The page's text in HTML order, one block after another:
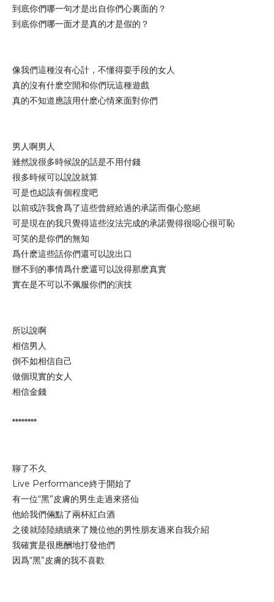
到底你們哪一句才是出自你們心裏面的？
到底你們哪一面才是真的才是假的？
像我們這種沒有心計，不懂得耍手段的女人
真的沒有什麽空閒和你們玩這種遊戲
真的不知道應該用什麽心情來面對你們
男人啊男人
雖然說很多時候說的話是不用付錢
很多時候可以說說就算
可是也縂該有個程度吧
以前或許我會爲了這些曾經給過的承諾而傷心慾絕
可是現在的我只覺得這些沒法完成的承諾覺得很噁心很可恥
可笑的是你們的無知
爲什麽這些話你們還可以說出口
辦不到的事情爲什麽還可以說得那麽真實
實在是不可以不佩服你們的演技
所以說啊
相信男人
倒不如相信自己
做個現實的女人
相信金錢
********
聊了不久
Live Performance終于開始了
有一位“黑”皮膚的男生走過來搭仙
他給我們倆點了兩杯紅白酒
之後就陸陸續續來了幾位他的男性朋友過來自我介紹
我確實是很應酬地打發他們
因爲“黑”皮膚的我不喜歡